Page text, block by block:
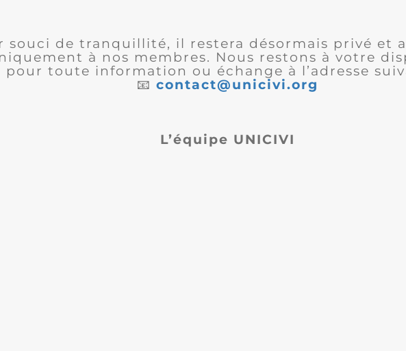
souci de tranquillité, il restera désormais privé et
à nos membres. Nous restons à votre
pour toute information ou échange à l’adresse
📧 contact@unicivi.org
L’équipe UNICIVI